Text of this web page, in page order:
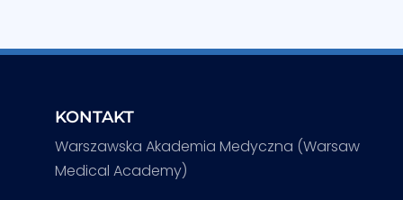
KONTAKT
Warszawska Akademia Medyczna (Warsaw
Medical Academy)